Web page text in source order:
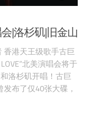
|洛杉矶|旧金山
香港天王级歌手古巨
北美演唱会将于
洛杉矶开唱！古巨
布了仅40张大碟，